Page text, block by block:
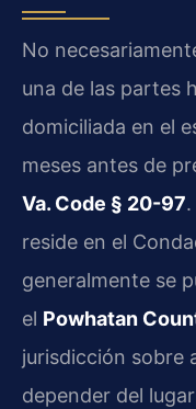
No
una de las partes
domiciliada en el
meses antes de
Va. Code § 20-97
reside en el
generalmente se
el Powhatan
jurisdicción sobre
depender del